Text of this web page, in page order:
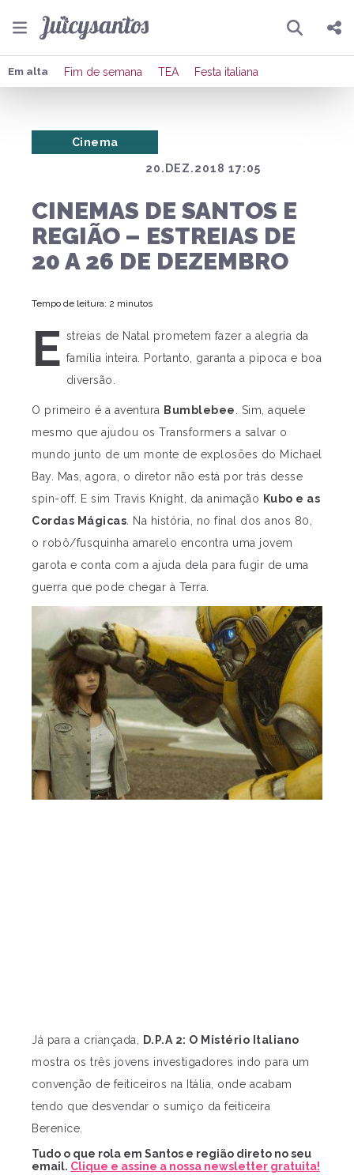
Pesquisar
Compartilhar
Publicar no X
Em alta Fim de semana TEA Festa italiana
20.DEZ.2018 17:05
Cinema
CINEMAS DE SANTOS E
REGIÃO – ESTREIAS DE
20 A 26 DE DEZEMBRO
Tempo de leitura: 2 minutos
E streias de Natal prometem fazer a alegria da
família inteira. Portanto, garanta a pipoca e boa
diversão.
O primeiro é a aventura Bumblebee . Sim, aquele
mesmo que ajudou os Transformers a salvar o
mundo junto de um monte de explosões do Michael
Bay. Mas, agora, o diretor não está por trás desse
spin-off. E sim Travis Knight, da animação Kubo e as
Cordas Mágicas . Na história, no final dos anos 80,
o robô/fusquinha amarelo encontra uma jovem
garota e conta com a ajuda dela para fugir de uma
guerra que pode chegar à Terra.
Já para a criançada,
D.P.A 2: O Mistério Italiano
mostra os três jovens investigadores indo para um
convenção de feiticeiros na Itália, onde acabam
tendo que desvendar o sumiço da feiticeira
Berenice.
Tudo o que rola em Santos e região direto no seu
email. Clique e assine a nossa newsletter gratuita!